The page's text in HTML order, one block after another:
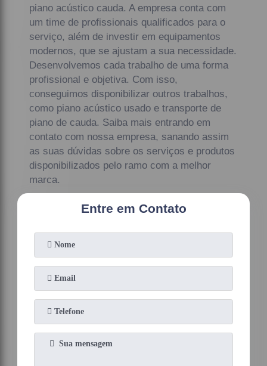
piano acústico cauda. A empresa conta com
um time de profissionais qualificados para o
serviço, além de investir em equipamentos
modernos, que se ajustam a sua necessidade.
Desenvolvemos cada trabalho de uma forma
profissional e objetiva. Com isso,
conseguimos disponibilizar outros trabalhos,
como piano acústico usado e transporte de
piano de cauda. Saiba mais entrando em
contato com nossa empresa, sanando assim
as suas dúvidas sobre os serviços e produtos
disponibilizados pelo ramo com a melhor
marca.
Entre em Contato